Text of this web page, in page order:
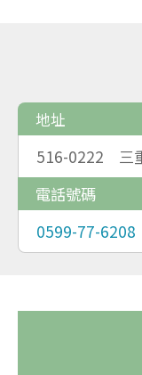
地址
516-0222 三
電話號碼
0599-77-6208